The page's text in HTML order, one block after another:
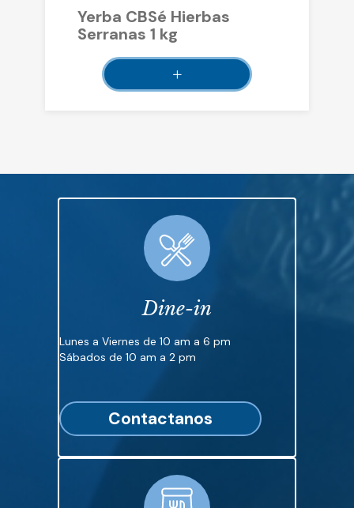
Yerba CBSé Hierbas
Serranas 1 kg
Dine-in
Lunes a Viernes de 10 am a 6 pm
Sábados de 10 am a 2 pm
Contactanos